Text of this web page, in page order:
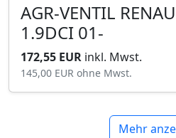
AGR-VENTIL
1.9DCI 01-
172,55 EUR inkl. Mwst.
145,00 EUR ohne Mwst.
Mehr